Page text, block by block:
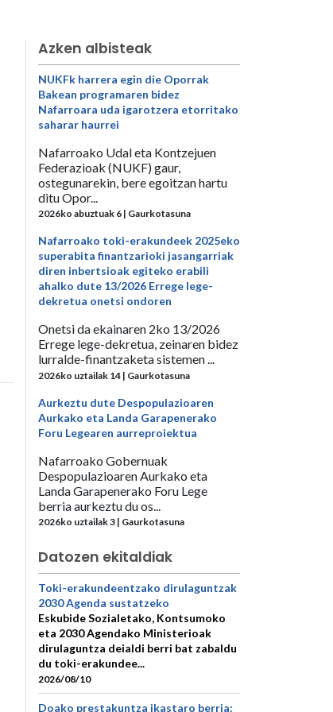
Azken albisteak
NUKFk harrera egin die Oporrak
Bakean programaren bidez
Nafarroara uda igarotzera etorritako
saharar haurrei
Nafarroako Udal eta Kontzejuen
Federazioak (NUKF) gaur,
ostegunarekin, bere egoitzan hartu
ditu Opor...
2026ko abuztuak 6 | Gaurkotasuna
Nafarroako toki-erakundeek 2025eko
superabita finantzarioki jasangarriak
diren inbertsioak egiteko erabili
ahalko dute 13/2026 Errege lege-
dekretua onetsi ondoren
Onetsi da ekainaren 2ko 13/2026
Errege lege-dekretua, zeinaren bidez
lurralde-finantzaketa sistemen ...
2026ko uztailak 14 | Gaurkotasuna
Aurkeztu dute Despopulazioaren
Aurkako eta Landa Garapenerako
Foru Legearen aurreproiektua
Nafarroako Gobernuak
Despopulazioaren Aurkako eta
Landa Garapenerako Foru Lege
berria aurkeztu du os...
2026ko uztailak 3 | Gaurkotasuna
Datozen ekitaldiak
Toki-erakundeentzako dirulaguntzak
2030 Agenda sustatzeko
Eskubide Sozialetako, Kontsumoko
eta 2030 Agendako Ministerioak
dirulaguntza deialdi berri bat zabaldu
du toki-erakundee...
2026/08/10
Doako prestakuntza ikastaro berria: